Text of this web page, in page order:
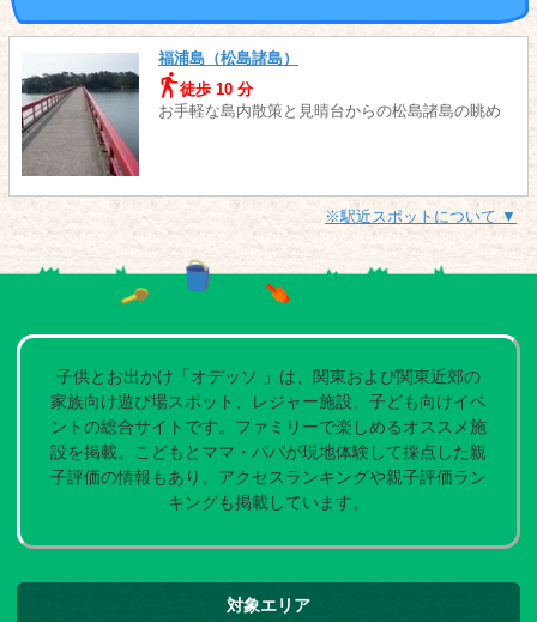
福浦島（松島諸島）
徒歩 10 分
お手軽な島内散策と見晴台からの松島諸島の眺め
※駅近スポットについて ▼
子供とお出かけ「オデッソ 」は、関東および関東近郊の
家族向け遊び場スポット、レジャー施設、子ども向けイベ
ントの総合サイトです。ファミリーで楽しめるオススメ施
設を掲載。こどもとママ・パパが現地体験して採点した親
子評価の情報もあり。アクセスランキングや親子評価ラン
キングも掲載しています。
対象エリア